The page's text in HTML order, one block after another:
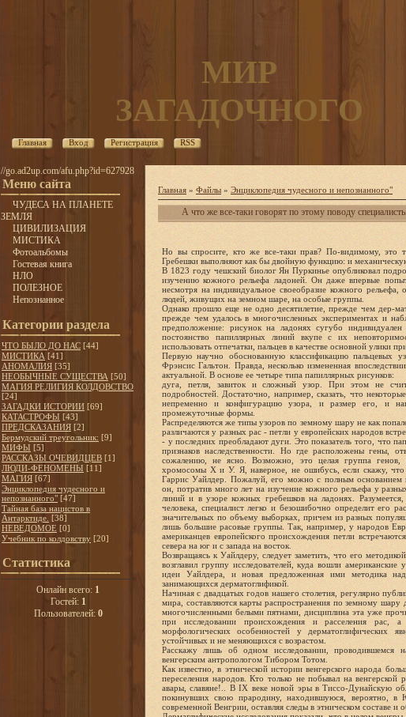
МИР
ЗАГАДОЧНОГО
Главная Вход Регистрация RSS
//go.ad2up.com/afu.php?id=627928
Меню сайта
ЧУДЕСА НА ПЛАНЕТЕ
ЗЕМЛЯ
ЦИВИЛИЗАЦИЯ
МИСТИКА
Фотоальбомы
Гостевая книга
НЛО
ПОЛЕЗНОЕ
Непознанное
Категории раздела
ЧТО БЫЛО ДО НАС [44]
МИСТИКА [41]
АНОМАЛИЯ [35]
НЕОБЫЧНЫЕ СУЩЕСТВА [50]
МАГИЯ РЕЛИГИЯ КОЛДОВСТВО
[24]
ЗАГАДКИ ИСТОРИИ [69]
КАТАСТРОФЫ [43]
ПРЕДСКАЗАНИЯ [2]
Бермудский треугольник: [9]
МИФЫ [5]
РАССКАЗЫ ОЧЕВИДЦЕВ [1]
ЛЮДИ-ФЕНОМЕНЫ [11]
МАГИЯ [67]
Энциклопедия чудесного и
непознанного" [47]
Тайная база нацистов в
Антарктиде. [38]
НЕВЕДОМОЕ [0]
Учебник по колдовству [20]
Статистика
Онлайн всего: 1
Гостей: 1
Пользователей: 0
Главная » Файлы » Энциклопедия чудесного и непознанного"
А что же все-таки говорят по этому поводу
Но вы спросите, кто же все-таки прав? По-видимому, это
Гребешки выполняют как бы двойную функцию: и
В 1823 году чешский биолог Ян Пуркинье опубликовал
изучению кожного рельефа ладоней. Он даже впервые
несмотря на индивидуальное своеобразие кожного
людей, живущих на земном шаре, на особые группы.
Однако прошло еще не одно десятилетие, прежде чем дер-
прежде чем удалось в многочисленных экспериментах и
предположение: рисунок на ладонях сугубо
постоянство папиллярных линий вкупе с их
использовать отпечатки, пальцев в качестве основной улики
Первую научно обоснованную классификацию пальцевых
Фрэнсис Гальтон. Правда, несколько измененная
актуальной. В основе ее четыре типа папиллярных рисунков:
дуга, петля, завиток и сложный узор. При этом не
подробностей. Достаточно, например, сказать, что
непременно и конфигурацию узора, и размер его, и
промежуточные формы.
Распределяются же типы узоров по земному шару не как
различаются у разных рас - петли у европейских народов
- у последних преобладают дуги. Это показатель того, что
признаков наследственности. Но где расположены гены,
сожалению, не ясно. Возможно, это целая группа
хромосомы Х и У. Я, наверное, не ошибусь, если скажу,
Гаррис Уайлдер. Пожалуй, его можно с полным основанием
он, потратив много лет на изучение кожного рельефа у
линий и в узоре кожных гребешков на ладонях.
человека, специалист легко и безошибочно определит его
значительных по объему выборках, причем из разных
лишь большие расовые группы. Так, например, у народов
американцев европейского происхождения петли
севера на юг и с запада на восток.
Возвращаясь к Уайлдеру, следует заметить, что его
возглавил группу исследователей, куда вошли
идеи Уайлдера, и новая предложенная ими методика
занимающихся дерматоглификой.
Начиная с двадцатых годов нашего столетия, регулярно
мира, составляются карты распространения по земному
многочисленными белыми пятнами, дисциплина эта уже
при исследовании происхождения и расселения рас,
морфологических особенностей у дерматоглифических
устойчивых и не меняющихся с возрастом.
Расскажу лишь об одном исследовании, проводившемся
венгерским антропологом Тибором Тотом.
Как известно, в этнической истории венгерского народа
переселения народов. Кто только не побывал на
авары, славяне!.. В IX веке новой эры в Тиссо-Дунайскую
покинувших свою прародину, находившуюся, вероятно,
современной Венгрии, оставляя следы в этническом составе и